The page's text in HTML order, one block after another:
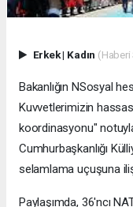
Erkek| Kadın (Haberi
Bakanlığın NSosyal
Kuvvetlerimizin
koordinasyonu"
Cumhurbaşkanlığı
selamlama uçuşuna
Paylaşımda, 36'ncı